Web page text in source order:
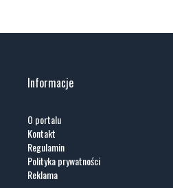
Informacje
O portalu
Kontakt
Regulamin
Polityka prywatności
Reklama